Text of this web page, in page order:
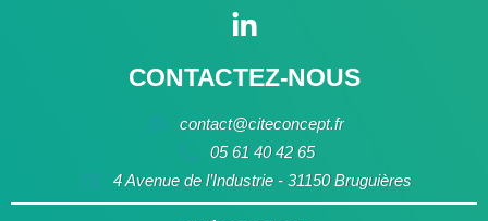
CONTACTEZ-NOUS
contact@citeconcept.fr
05 61 40 42 65
4 Avenue de l’Industrie - 31150 Bruguières